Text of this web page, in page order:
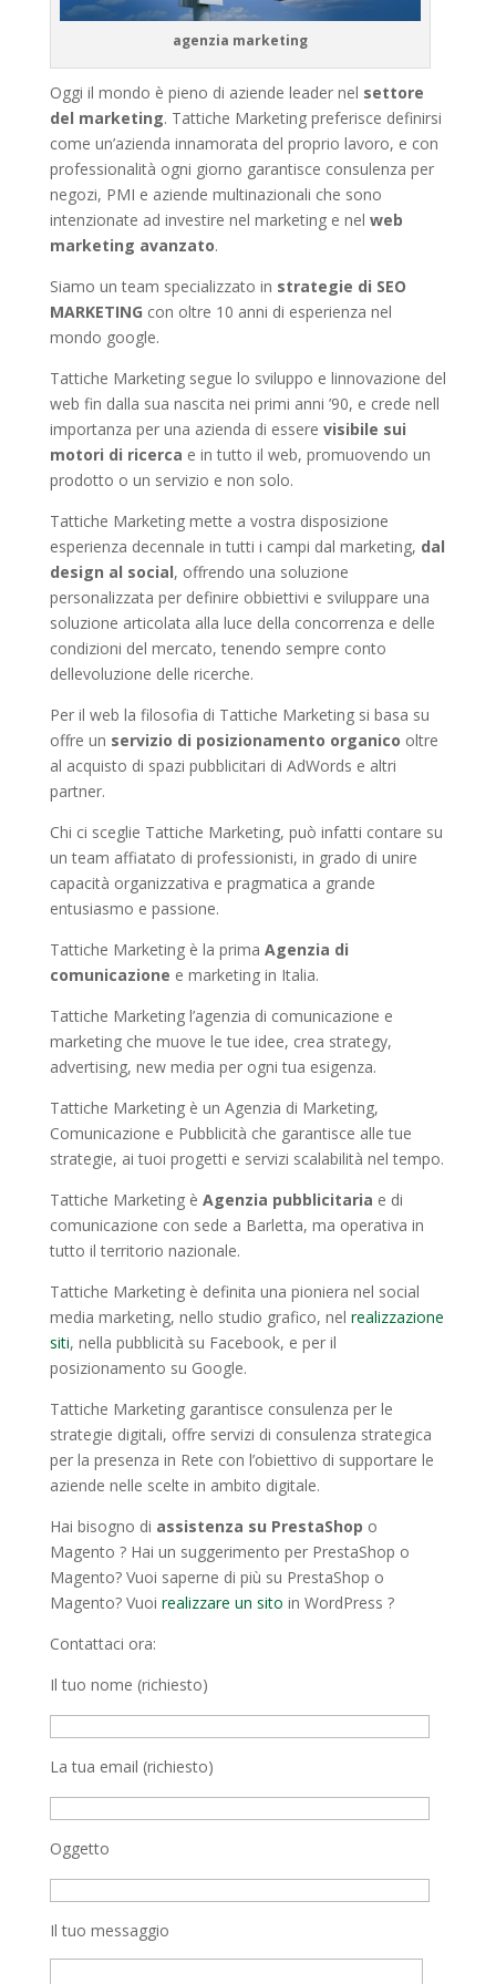
agenzia marketing
Oggi il mondo è pieno di aziende leader nel settore
del marketing. Tattiche Marketing preferisce definirsi
come un’azienda innamorata del proprio lavoro, e con
professionalità ogni giorno garantisce consulenza per
negozi, PMI e aziende multinazionali che sono
intenzionate ad investire nel marketing e nel web
marketing avanzato.
Siamo un team specializzato in strategie di SEO
MARKETING con oltre 10 anni di esperienza nel
mondo google.
Tattiche Marketing segue lo sviluppo e linnovazione del
web fin dalla sua nascita nei primi anni ’90, e crede nell
importanza per una azienda di essere visibile sui
motori di ricerca e in tutto il web, promuovendo un
prodotto o un servizio e non solo.
Tattiche Marketing mette a vostra disposizione
esperienza decennale in tutti i campi dal marketing, dal
design al social, offrendo una soluzione
personalizzata per definire obbiettivi e sviluppare una
soluzione articolata alla luce della concorrenza e delle
condizioni del mercato, tenendo sempre conto
dellevoluzione delle ricerche.
Per il web la filosofia di Tattiche Marketing si basa su
offre un servizio di posizionamento organico oltre
al acquisto di spazi pubblicitari di AdWords e altri
partner.
Chi ci sceglie Tattiche Marketing, può infatti contare su
un team affiatato di professionisti, in grado di unire
capacità organizzativa e pragmatica a grande
entusiasmo e passione.
Tattiche Marketing è la prima Agenzia di
comunicazione e marketing in Italia.
Tattiche Marketing l’agenzia di comunicazione e
marketing che muove le tue idee, crea strategy,
advertising, new media per ogni tua esigenza.
Tattiche Marketing è un Agenzia di Marketing,
Comunicazione e Pubblicità che garantisce alle tue
strategie, ai tuoi progetti e servizi scalabilità nel tempo.
Tattiche Marketing è Agenzia pubblicitaria e di
comunicazione con sede a Barletta, ma operativa in
tutto il territorio nazionale.
Tattiche Marketing è definita una pioniera nel social
media marketing, nello studio grafico, nel realizzazione
siti, nella pubblicità su Facebook, e per il
posizionamento su Google.
Tattiche Marketing garantisce consulenza per le
strategie digitali, offre servizi di consulenza strategica
per la presenza in Rete con l’obiettivo di supportare le
aziende nelle scelte in ambito digitale.
Hai bisogno di assistenza su PrestaShop o
Magento ? Hai un suggerimento per PrestaShop o
Magento? Vuoi saperne di più su PrestaShop o
Magento? Vuoi realizzare un sito in WordPress ?
Contattaci ora:
Il tuo nome (richiesto)
La tua email (richiesto)
Oggetto
Il tuo messaggio